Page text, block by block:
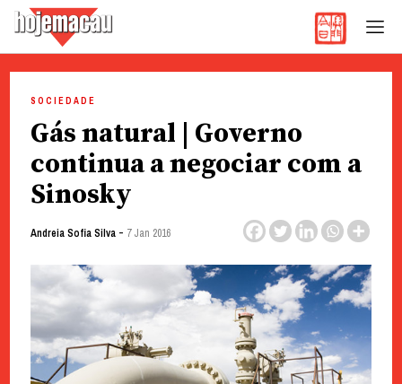
content
SOCIEDADE
Gás natural | Governo
continua a negociar com a
Sinosky
Andreia Sofia Silva- 7 Jan 2016